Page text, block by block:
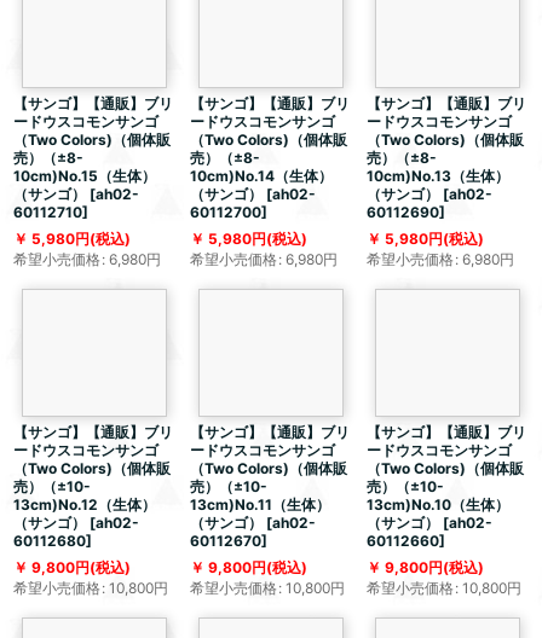
【サンゴ】【通販】ブリ
ードウスコモンサンゴ
（Two Colors)（個体販
売）（±8-
10cm)No.15（生体）
（サンゴ）
[ah02-
60112710]
5,980円(税込)
希望小売価格: 6,980円
【サンゴ】【通販】ブリ
ードウスコモンサンゴ
（Two Colors)（個体販
売）（±8-
10cm)No.14（生体）
（サンゴ）
[ah02-
60112700]
5,980円(税込)
希望小売価格: 6,980円
【サンゴ】【通販】ブリ
ードウスコモンサンゴ
（Two Colors)（個体販
売）（±8-
10cm)No.13（生体）
（サンゴ）
[ah02-
60112690]
5,980円(税込)
希望小売価格: 6,980円
【サンゴ】【通販】ブリ
ードウスコモンサンゴ
（Two Colors)（個体販
売）（±10-
13cm)No.12（生体）
（サンゴ）
[ah02-
60112680]
9,800円(税込)
希望小売価格: 10,800円
【サンゴ】【通販】ブリ
ードウスコモンサンゴ
（Two Colors)（個体販
売）（±10-
13cm)No.11（生体）
（サンゴ）
[ah02-
60112670]
9,800円(税込)
希望小売価格 : 10,800円
【サンゴ】【通販】ブリ
ードウスコモンサンゴ
（Two Colors)（個体販
売）（±10-
13cm)No.10（生体）
（サンゴ）
[ah02-
60112660]
9,800円(税込)
希望小売価格: 10,800円